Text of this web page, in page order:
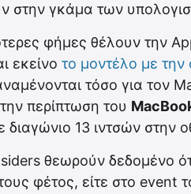
στην γκάμα των
φήμες θέλουν την
εκείνο το μοντέλο με
τόσο για τον
την περίπτωση του
διαγώνιο 13 ιντσών στην
θεωρούν δεδομένο
φέτος, είτε στο event